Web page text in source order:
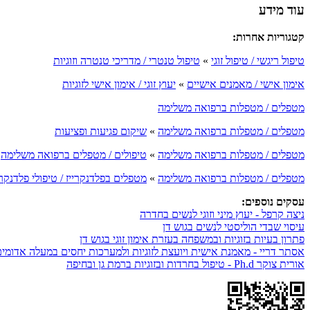
עוד מידע
קטגוריות אחרות:
טיפול ריגשי / טיפול זוגי » טיפול טנטרי / מדריכי טנטרה וזוגיות
אימון אישי / מאמנים אישיים » יעוץ זוגי / אימון אישי לזוגיות
מטפלים / מטפלות ברפואה משלימה
מטפלים / מטפלות ברפואה משלימה » שיקום פגיעות ופציעות
מטפלים / מטפלות ברפואה משלימה » טיפולים / מטפלים ברפואה משלימה
מטפלים / מטפלות ברפואה משלימה » מטפלים בפלדנקרייז / טיפולי
עסקים נוספים:
ניצה קרפל - יעוץ מיני וזוגי לנשים בחדרה
עיסוי שבדי הוליסטי לנשים בגוש דן
פתרון בעיות בזוגיות ובמשפחה בעזרת אימון זוגי בגוש דן
אסתר דריי - מאמנת אישית ויועצת לזוגיות ולמערכות יחסים במעלה
אורית צוקר Ph.d - טיפול בחרדות ובזוגיות ברמת גן ובחיפה